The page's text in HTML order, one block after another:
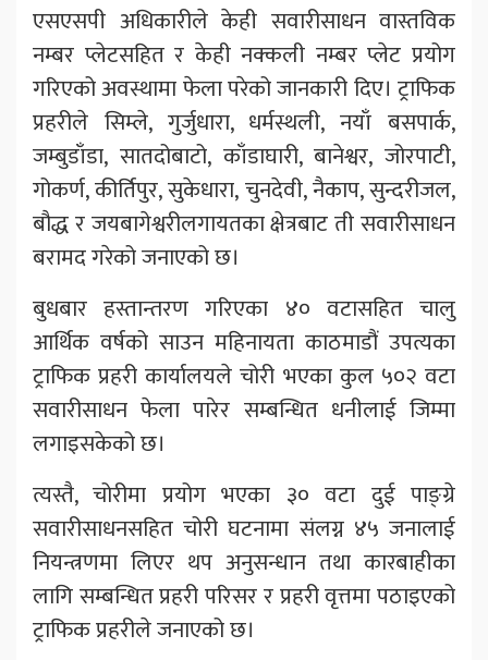
एसएसपी अधिकारीले केही सवारीसाधन वास्तविक
नम्बर प्लेटसहित र केही नक्कली नम्बर प्लेट प्रयोग
गरिएको अवस्थामा फेला परेको जानकारी दिए। ट्राफिक
प्रहरीले सिम्ले, गुर्जुधारा, धर्मस्थली, नयाँ बसपार्क,
जम्बुडाँडा, सातदोबाटो, काँडाघारी, बानेश्वर, जोरपाटी,
गोकर्ण, कीर्तिपुर, सुकेधारा, चुनदेवी, नैकाप, सुन्दरीजल,
बौद्ध र जयबागेश्वरीलगायतका क्षेत्रबाट ती सवारीसाधन
बरामद गरेको जनाएको छ।
बुधबार हस्तान्तरण गरिएका ४० वटासहित चालु
आर्थिक वर्षको साउन महिनायता काठमाडौं उपत्यका
ट्राफिक प्रहरी कार्यालयले चोरी भएका कुल ५०२ वटा
सवारीसाधन फेला पारेर सम्बन्धित धनीलाई जिम्मा
लगाइसकेको छ।
त्यस्तै, चोरीमा प्रयोग भएका ३० वटा दुई पाङ्ग्रे
सवारीसाधनसहित चोरी घटनामा संलग्न ४५ जनालाई
नियन्त्रणमा लिएर थप अनुसन्धान तथा कारबाहीका
लागि सम्बन्धित प्रहरी परिसर र प्रहरी वृत्तमा पठाइएको
ट्राफिक प्रहरीले जनाएको छ।